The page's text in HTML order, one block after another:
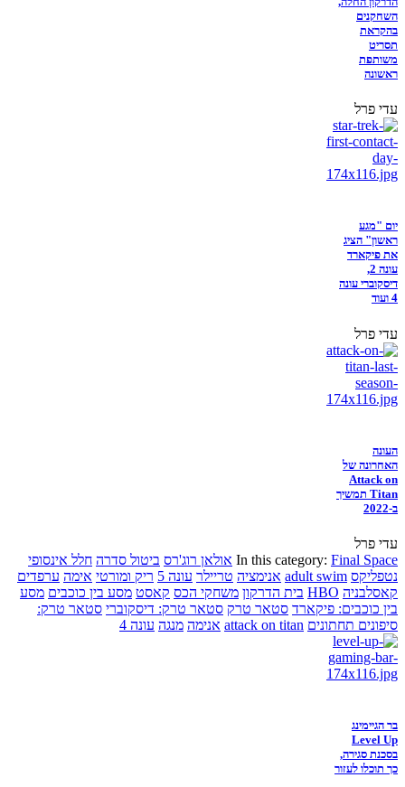
השחקנים
בהקראת
תסריט
משותפת
ראשונה
עדי פרל
יום "מגע
ראשון" הציג
את פיקארד
עונה 2,
דיסקוברי עונה
4 ועוד
עדי פרל
העונה
האחרונה של
Attack on
Titan תמשיך
ב-2022
עדי פרל
In this category: Final Space אולאן רוג'רס ביטול סדרה חלל אינסופי
נטפליקס adult swim אנימציה טריילר עונה 5 ריק ומורטי אימה ערפדים
קאסלבניה HBO בית הדרקון משחקי הכס קאסט מסע בין כוכבים מסע
בין כוכבים: פיקארד סטאר טרק סטאר טרק: דיסקוברי סטאר טרק:
סיפונים תחתונים attack on titan אנימה מנגה עונה 4
בר הגיימינג
Level Up
בסכנת סגירה,
כך תוכלו לעזור